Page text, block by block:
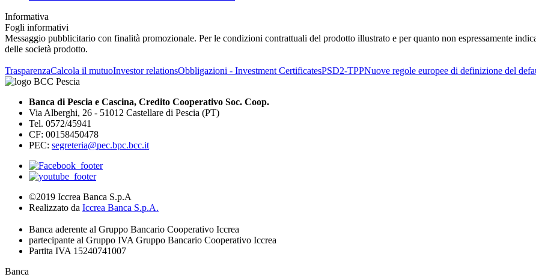
Informativa
Fogli informativi
Messaggio pubblicitario con finalità promozionale. Per le condizioni contrattuali del prodotto illustrato e per quanto non espressamente
delle società prodotto.
TrasparenzaCalcola il mutuoInvestor relationsObbligazioni - Investment CertificatesPSD2-TPPNuove regole europee di definizione del
Banca di Pescia e Cascina, Credito Cooperativo Soc. Coop.
Via Alberghi, 26 - 51012 Castellare di Pescia (PT)
Tel. 0572/45941
CF: 00158450478
PEC: segreteria@pec.bpc.bcc.it
©2019 Iccrea Banca S.p.A
Realizzato da Iccrea Banca S.p.A.
Banca aderente al Gruppo Bancario Cooperativo Iccrea
partecipante al Gruppo IVA Gruppo Bancario Cooperativo Iccrea
Partita IVA 15240741007
Banca